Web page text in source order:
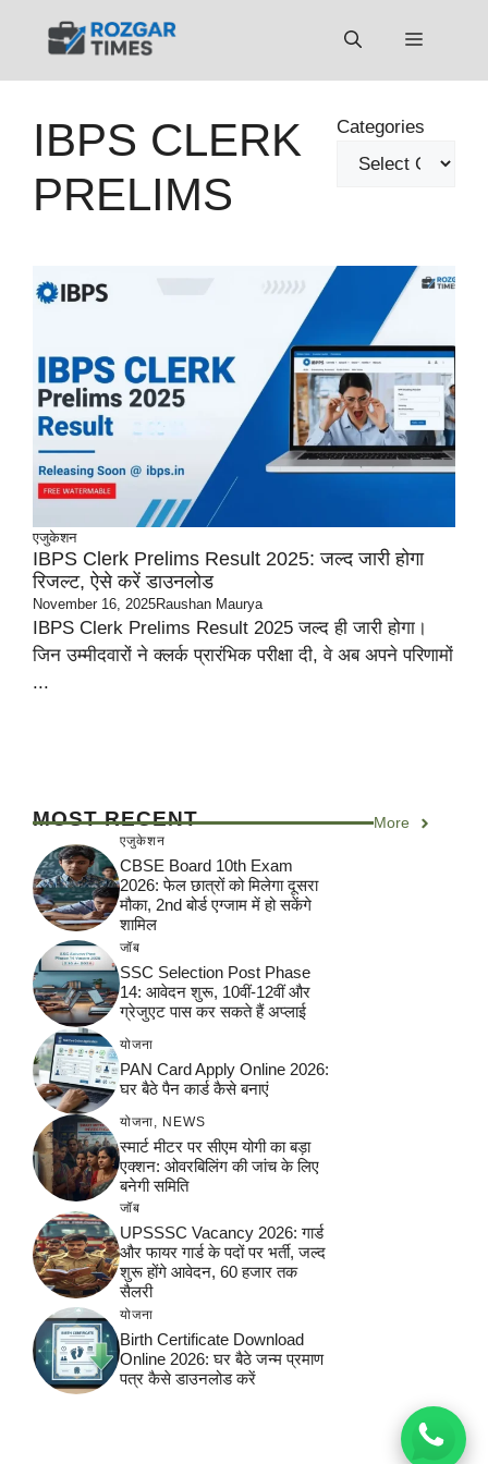
Menu
IBPS CLERK
PRELIMS
Categories
एजुकेशन
IBPS Clerk Prelims Result 2025: जल्द जारी होगा
रिजल्ट, ऐसे करें डाउनलोड
November 16, 2025Raushan Maurya
IBPS Clerk Prelims Result 2025 जल्द ही जारी होगा।
जिन उम्मीदवारों ने क्लर्क प्रारंभिक परीक्षा दी, वे अब अपने परिणामों
...
MOST RECENT More
एजुकेशन
CBSE Board 10th Exam
2026: फेल छात्रों को मिलेगा दूसरा
मौका, 2nd बोर्ड एग्जाम में हो सकेंगे
शामिल
जॉब
SSC Selection Post Phase
14: आवेदन शुरू, 10वीं-12वीं और
ग्रेजुएट पास कर सकते हैं अप्लाई
योजना
PAN Card Apply Online 2026:
घर बैठे पैन कार्ड कैसे बनाएं
योजना NEWS
स्मार्ट मीटर पर सीएम योगी का बड़ा
एक्शन: ओवरबिलिंग की जांच के लिए
बनेगी समिति
जॉब
UPSSSC Vacancy 2026: गार्ड
और फायर गार्ड के पदों पर भर्ती, जल्द
शुरू होंगे आवेदन, 60 हजार तक
सैलरी
योजना
Birth Certificate Download
Online 2026: घर बैठे जन्म प्रमाण
पत्र कैसे डाउनलोड करें